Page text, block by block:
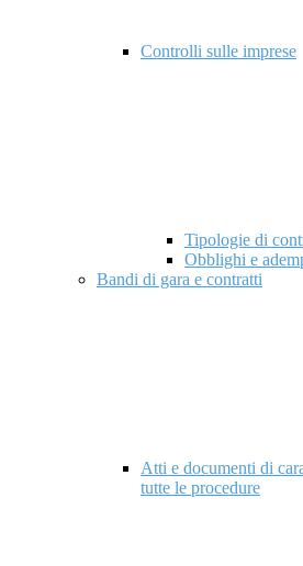
Controlli sulle imprese
Tipologie di
Obblighi e
Bandi di gara e contratti
Atti e documenti di
tutte le procedure